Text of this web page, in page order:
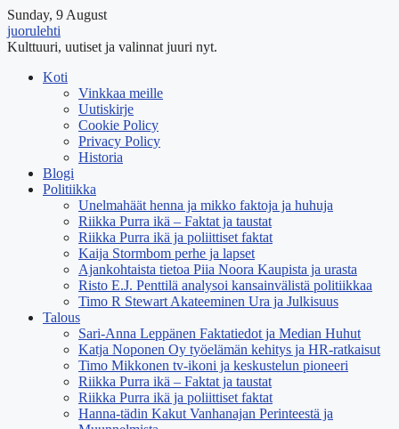
Sunday, 9 August
juorulehti
Kulttuuri, uutiset ja valinnat juuri nyt.
Koti
Vinkkaa meille
Uutiskirje
Cookie Policy
Privacy Policy
Historia
Blogi
Politiikka
Unelmahäät henna ja mikko faktoja ja huhuja
Riikka Purra ikä – Faktat ja taustat
Riikka Purra ikä ja poliittiset faktat
Kaija Stormbom perhe ja lapset
Ajankohtaista tietoa Piia Noora Kaupista ja urasta
Risto E.J. Penttilä analysoi kansainvälistä politiikkaa
Timo R Stewart Akateeminen Ura ja Julkisuus
Talous
Sari-Anna Leppänen Faktatiedot ja Median Huhut
Katja Noponen Oy työelämän kehitys ja HR-ratkaisut
Timo Mikkonen tv-ikoni ja keskustelun pioneeri
Riikka Purra ikä – Faktat ja taustat
Riikka Purra ikä ja poliittiset faktat
Hanna-tädin Kakut Vanhanajan Perinteestä ja